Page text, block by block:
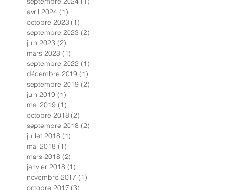
avril 2024 (1)
octobre 2023 (1)
septembre 2023 (2)
juin 2023 (2)
mars 2023 (1)
septembre 2022 (1)
décembre 2019 (1)
septembre 2019 (2)
juin 2019 (1)
mai 2019 (1)
octobre 2018 (2)
septembre 2018 (2)
juillet 2018 (1)
mai 2018 (1)
mars 2018 (2)
janvier 2018 (1)
novembre 2017 (1)
octobre 2017 (3)